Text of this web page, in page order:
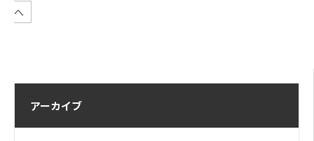
アーカイブ
へ